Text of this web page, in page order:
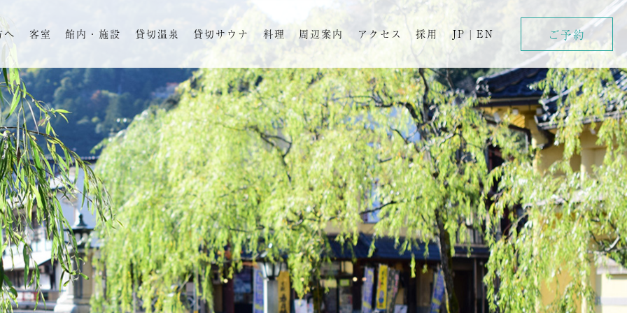
へ 客室 館内・施設 貸切温泉 貸切サウナ 料理 周辺案内 アクセス 採用 JP | EN ご予約